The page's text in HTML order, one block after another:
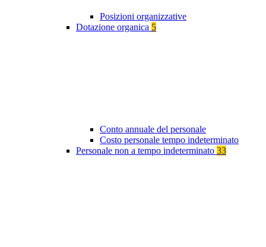
Posizioni organizzative
Dotazione organica 5
Conto annuale del personale
Costo personale tempo indeterminato
Personale non a tempo indeterminato 33